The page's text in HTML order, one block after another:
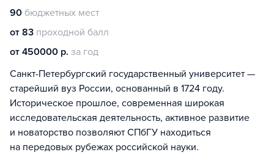
90 бюджетных мест
от 83 проходной балл
от 450000 р. за год
Санкт-Петербургский государственный университет —
старейший вуз России, основанный в 1724 году.
Историческое прошлое, современная широкая
исследовательская деятельность, активное развитие
и новаторство позволяют СПбГУ находиться
на передовых рубежах российской науки.